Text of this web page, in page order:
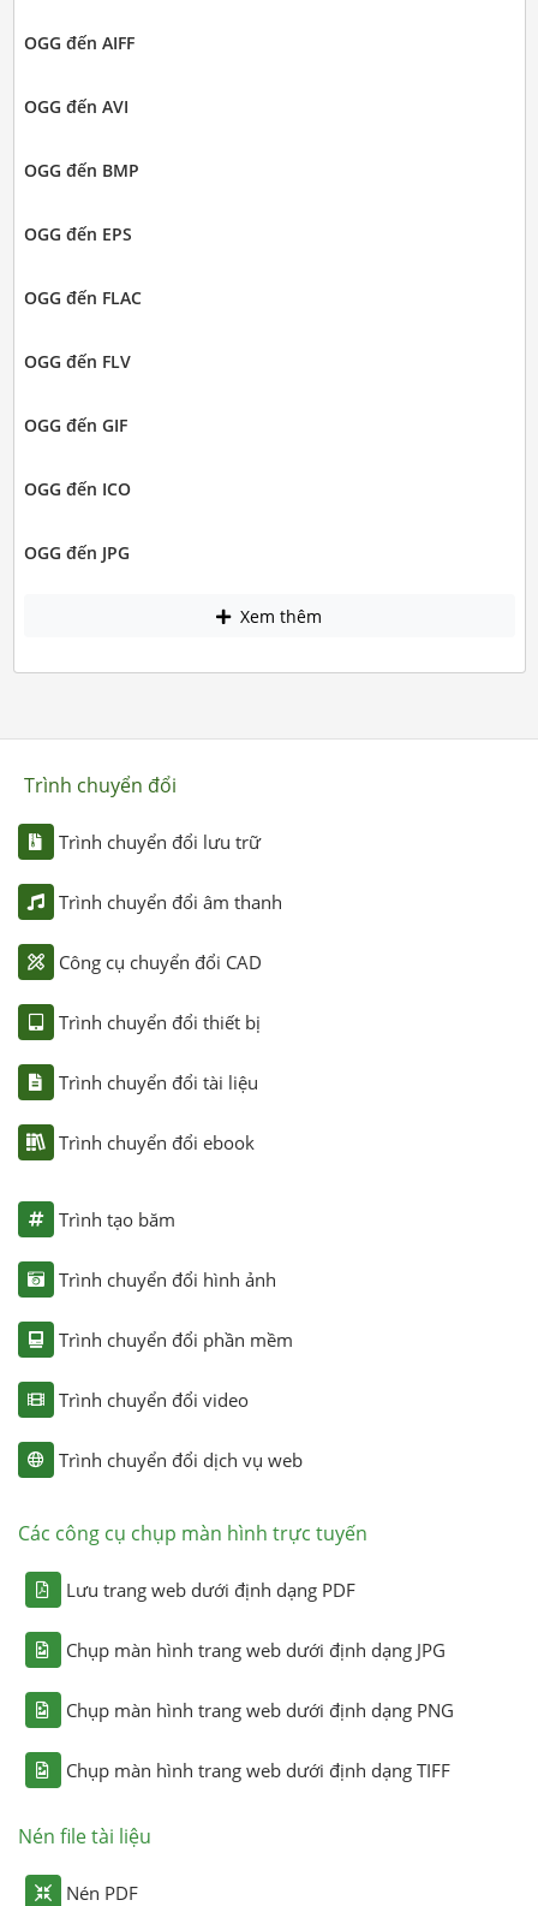
OGG đến AIFF
OGG đến AVI
OGG đến BMP
OGG đến EPS
OGG đến FLAC
OGG đến FLV
OGG đến GIF
OGG đến ICO
OGG đến JPG
Xem thêm
Trình chuyển đổi
Trình chuyển đổi lưu trữ
Trình chuyển đổi âm thanh
Công cụ chuyển đổi CAD
Trình chuyển đổi thiết bị
Trình chuyển đổi tài liệu
Trình chuyển đổi ebook
Trình tạo băm
Trình chuyển đổi hình ảnh
Trình chuyển đổi phần mềm
Trình chuyển đổi video
Trình chuyển đổi dịch vụ web
Các công cụ chụp màn hình trực tuyến
Lưu trang web dưới định dạng PDF
Chụp màn hình trang web dưới định dạng JPG
Chụp màn hình trang web dưới định dạng PNG
Chụp màn hình trang web dưới định dạng TIFF
Nén file tài liệu
Nén PDF